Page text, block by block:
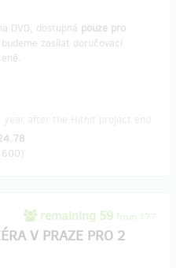
DVD, dostupná pouze pro
budeme zasílat doručovací
600)
remaining 59 from 177
V PRAZE PRO 2